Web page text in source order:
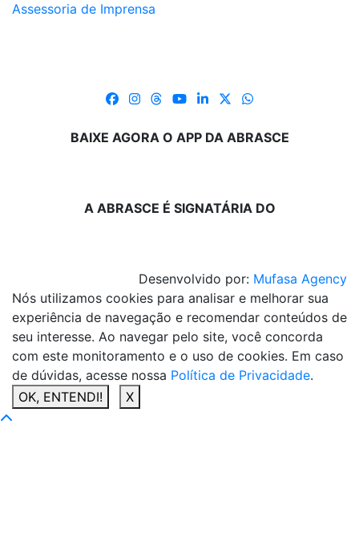
Assessoria de Imprensa
BAIXE AGORA O APP DA ABRASCE
A ABRASCE É SIGNATÁRIA DO
Desenvolvido por: Mufasa Agency
Nós utilizamos cookies para analisar e melhorar sua
experiência de navegação e recomendar conteúdos de
seu interesse. Ao navegar pelo site, você concorda
com este monitoramento e o uso de cookies. Em caso
de dúvidas, acesse nossa Política de Privacidade.
OK, ENTENDI!
X